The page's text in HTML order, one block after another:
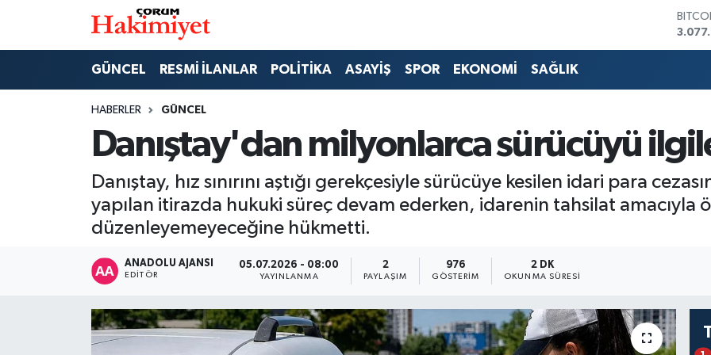
GÜNCEL RESMİ İLANLAR POLİTİKA ASAYİŞ SPOR EKONOMİ SAĞLIK
HABERLER GÜNCEL
Danıştay'dan milyonlarca sürücüyü
Danıştay, hız sınırını aştığı gerekçesiyle sürücüye kesilen idari para
yapılan itirazda hukuki süreç devam ederken, idarenin tahsilat amacıyla
düzenleyemeyeceğine hükmetti.
ANADOLU AJANSI
EDITÖR
05.07.2026 - 08:00
YAYINLANMA
2
PAYLAŞIM
976
GÖSTERIM
2 DK
OKUNMA SÜRESI
EKONOMİ
GÜNCEL
EĞİTİM
Nöbetçi Eczaneler
Çorum Namaz Vakitleri
Trafik Durumu
Süper Lig Puan Durumu ve Fikstür
Tüm Manşetler
Haber Arşivi